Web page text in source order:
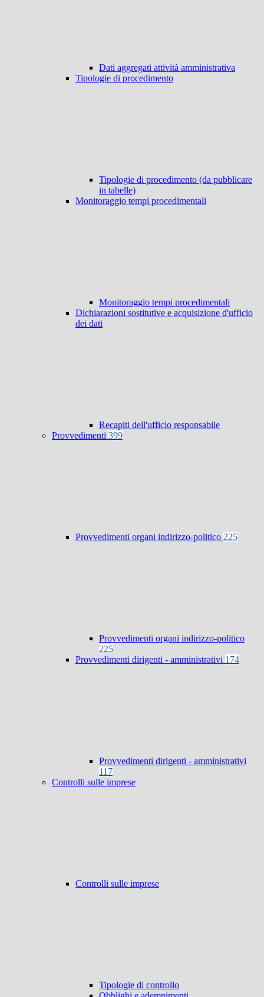
Dati aggregati attività amministrativa
Tipologie di procedimento
Tipologie di procedimento (da pubblicare
in tabelle)
Monitoraggio tempi procedimentali
Monitoraggio tempi procedimentali
Dichiarazioni sostitutive e acquisizione d'ufficio
dei dati
Recapiti dell'ufficio responsabile
Provvedimenti 399
Provvedimenti organi indirizzo-politico 225
Provvedimenti organi indirizzo-politico
225
Provvedimenti dirigenti - amministrativi 174
Provvedimenti dirigenti - amministrativi
117
Controlli sulle imprese
Controlli sulle imprese
Tipologie di controllo